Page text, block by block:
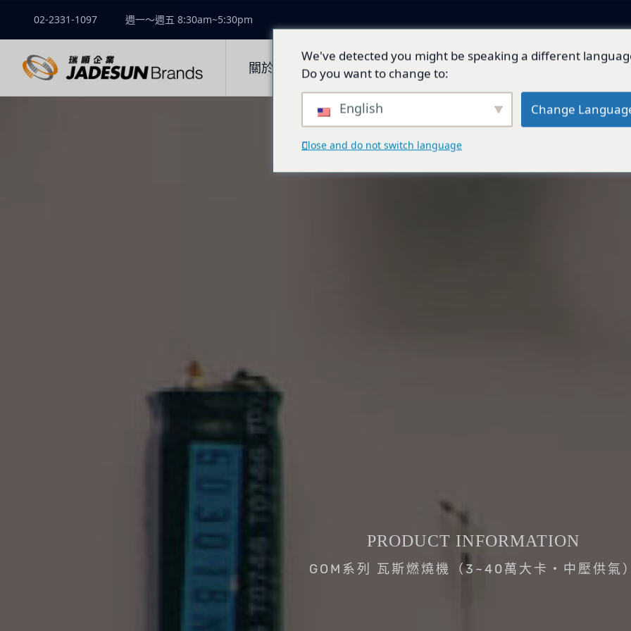
02-2331-1097 週一～週五 8:30am~5:30pm
關於瑞順 產品與解決方案 技術開發 總代理品牌
PRODUCT INFORMATION
GOM系列 瓦斯燃燒機（3~40萬大卡・中壓供氣
We've detected you might be speaking a different
Do you want to change to:
English Change
Close and do not switch language